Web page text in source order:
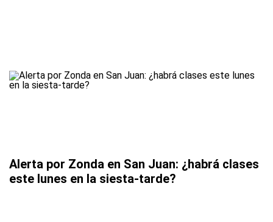
Alerta por Zonda en San Juan: ¿habrá clases
este lunes en la siesta-tarde?